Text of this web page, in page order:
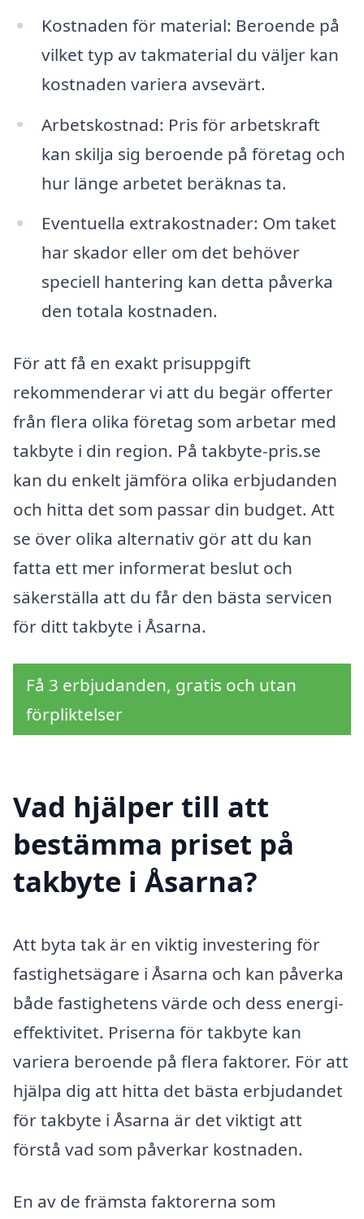
Kostnaden för material: Beroende på
vilket typ av takmaterial du väljer kan
kostnaden variera avsevärt.
Arbetskostnad: Pris för arbetskraft
kan skilja sig beroende på företag och
hur länge arbetet beräknas ta.
Eventuella extrakostnader: Om taket
har skador eller om det behöver
speciell hantering kan detta påverka
den totala kostnaden.
För att få en exakt prisuppgift
rekommenderar vi att du begär offerter
från flera olika företag som arbetar med
takbyte i din region. På takbyte-pris.se
kan du enkelt jämföra olika erbjudanden
och hitta det som passar din budget. Att
se över olika alternativ gör att du kan
fatta ett mer informerat beslut och
säkerställa att du får den bästa servicen
för ditt takbyte i Åsarna.
Få 3 erbjudanden, gratis och utan
förpliktelser
Vad hjälper till att
bestämma priset på
takbyte i Åsarna?
Att byta tak är en viktig investering för
fastighetsägare i Åsarna och kan påverka
både fastighetens värde och dess energi-
effektivitet. Priserna för takbyte kan
variera beroende på flera faktorer. För att
hjälpa dig att hitta det bästa erbjudandet
för takbyte i Åsarna är det viktigt att
förstå vad som påverkar kostnaden.
En av de främsta faktorerna som